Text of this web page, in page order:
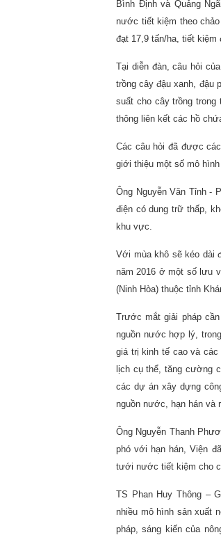
Bình Định và Quảng
nước tiết kiệm theo
đạt 17,9 tấn/ha, tiết kiệm
Tại diễn đàn, câu hỏi
trồng cây đậu xanh, đậu
suất cho cây trồng
thông liên kết các hồ
Các câu hỏi đã được
giới thiệu một số mô
Ông Nguyễn Văn Tỉnh -
điện có dung trữ thấp,
khu vực.
Với mùa khô sẽ kéo dài
năm 2016 ở một số lưu
(Ninh Hòa) thuộc tỉnh
Trước mắt giải pháp
nguồn nước hợp lý,
giá trị kinh tế cao và các
lịch cụ thể, tăng cường
các dự án xây dựng
nguồn nước, hạn hán và
Ông Nguyễn Thanh
phó với hạn hán, Viện
tưới nước tiết kiệm cho
TS Phan Huy Thông –
nhiều mô hình sản xuất
pháp, sáng kiến của